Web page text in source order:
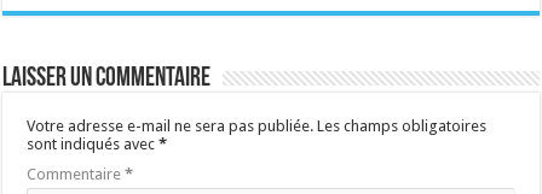
Laisser un commentaire
Votre adresse e-mail ne sera pas publiée. Les champs obligatoires
sont indiqués avec*
Commentaire*